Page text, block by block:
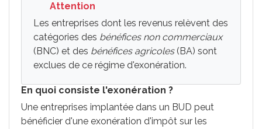
Attention
Les entreprises dont les revenus relèvent des
catégories des bénéfices non commerciaux
(BNC) et des bénéfices agricoles(BA) sont
exclues de ce régime d'exonération.
En quoi consiste l'exonération ?
Une entreprises implantée dans un BUD peut
bénéficier d'une exonération d'impôt sur les